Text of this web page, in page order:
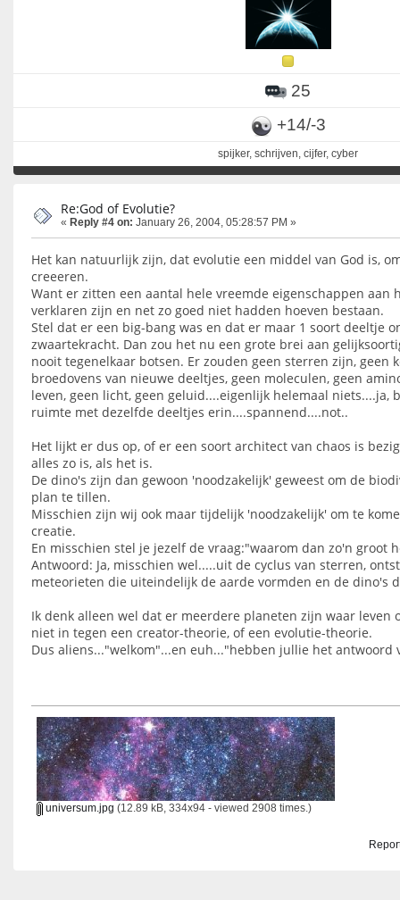
25
+14/-3
spijker, schrijven, cijfer, cyber
Re:God of Evolutie?
« Reply #4 on: January 26, 2004, 05:28:57 PM »
Het kan natuurlijk zijn, dat evolutie een middel van God is,
creeeren.
Want er zitten een aantal hele vreemde eigenschappen aan
verklaren zijn en net zo goed niet hadden hoeven bestaan.
Stel dat er een big-bang was en dat er maar 1 soort deeltje
zwaartekracht. Dan zou het nu een grote brei aan
nooit tegenelkaar botsen. Er zouden geen sterren zijn, geen
broedovens van nieuwe deeltjes, geen moleculen, geen
leven, geen licht, geen geluid....eigenlijk helemaal niets....ja,
ruimte met dezelfde deeltjes erin....spannend....not..
Het lijkt er dus op, of er een soort architect van chaos is
alles zo is, als het is.
De dino's zijn dan gewoon 'noodzakelijk' geweest om de
plan te tillen.
Misschien zijn wij ook maar tijdelijk 'noodzakelijk' om te
creatie.
En misschien stel je jezelf de vraag:"waarom dan zo'n groot
Antwoord: Ja, misschien wel.....uit de cyclus van sterren,
meteorieten die uiteindelijk de aarde vormden en de dino's
Ik denk alleen wel dat er meerdere planeten zijn waar leven
niet in tegen een creator-theorie, of een evolutie-theorie.
Dus aliens..."welkom"...en euh..."hebben jullie het
universum.jpg (12.89 kB, 334x94 - viewed 2908 times.)